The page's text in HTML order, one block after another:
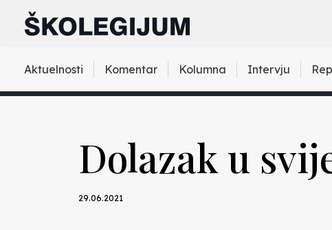
Aktuelnosti Komentar Kolumna Intervju
Dolazak u
29.06.2021